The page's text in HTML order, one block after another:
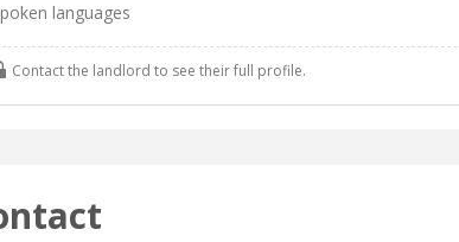
languages
Contact the landlord to see their full profile.